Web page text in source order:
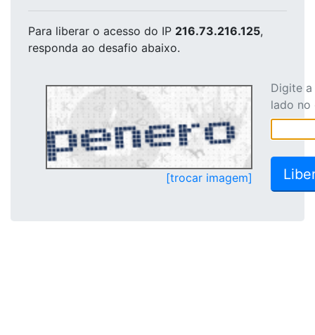
Para liberar o acesso do IP 216.73.216.125,
responda ao desafio abaixo.
[trocar imagem]
Digite
lado no